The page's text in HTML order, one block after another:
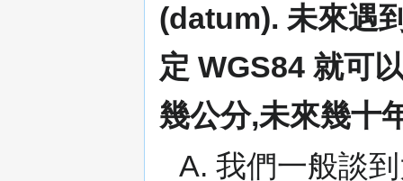
(datum). 未來遇
定 WGS84 就可
幾公分,未來幾十
A. 我們一般談